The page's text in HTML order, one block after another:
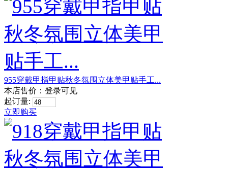
955穿戴甲指甲贴秋冬氛围立体美甲贴手工...
本店售价： 登录可见
起订量:
立即购买